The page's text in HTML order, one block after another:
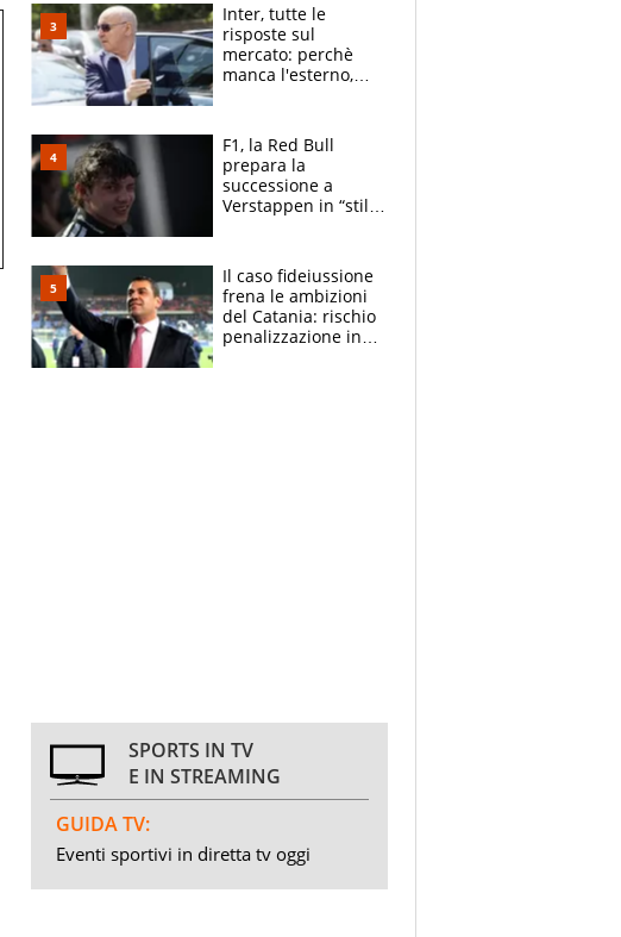
Inter, tutte le
risposte sul
mercato: perchè
manca l'esterno,
vero obiettivo di
Marotta
F1, la Red Bull
prepara la
successione a
Verstappen in “stile
attacco all’Italia
Il caso fideiussione
frena le ambizioni
del Catania: rischio
penalizzazione in
SPORTS IN TV
E IN STREAMING
GUIDA TV:
Eventi sportivi in diretta tv oggi